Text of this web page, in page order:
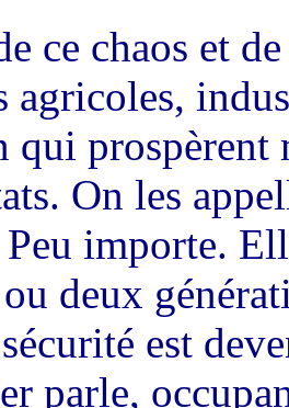
ce chaos et
agricoles,
qui prospèrent
On les
importe.
deux
est
parle,